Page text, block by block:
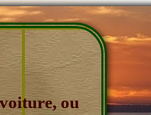
ou